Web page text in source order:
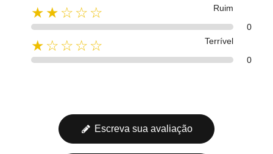
★★☆☆☆
Ruim
0
★☆☆☆☆
Terrível
0
Escreva sua avaliação